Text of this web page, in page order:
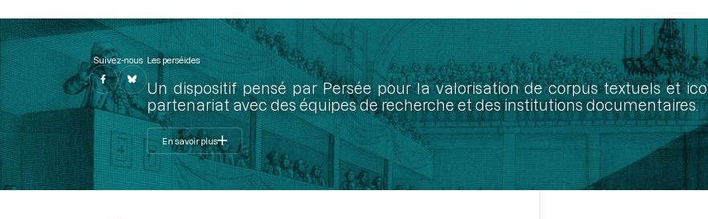
Suivez-nous Les perséides
Un dispositif pensé par Persée pour la valorisation de corpus textuels et
partenariat avec des équipes de recherche et des institutions documentaires.
En savoir plus